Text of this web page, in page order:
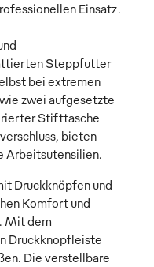
Einsatz.
Steppfutter
bei extremen
zwei aufgesetzte
Stifttasche
bieten
Arbeitsutensilien.
Druckknöpfen und
Komfort und
Mit dem
Druckknopfleiste
Die verstellbare